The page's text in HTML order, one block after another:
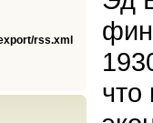
rss.xml
что